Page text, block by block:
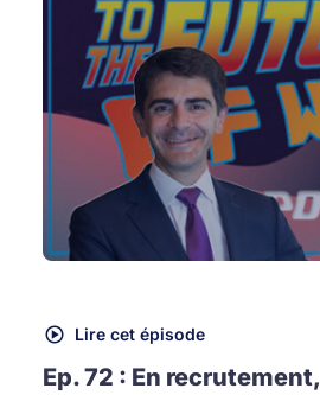
Lire cet épisode
Ep. 72 : En recrutement,